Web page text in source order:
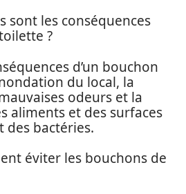
sont les conséquences
?
d’un bouchon
du local, la
odeurs et la
aliments et des surfaces
des bactéries.
éviter les bouchons de